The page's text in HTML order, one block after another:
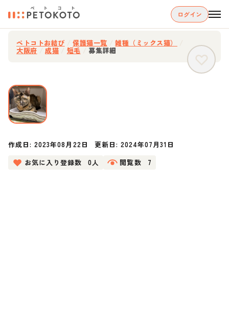
ログイン
ペトコトお結び 保護猫一覧 雑種（ミックス猫）
大阪府 成猫 短毛 募集詳細
作成日:2023年08月22日 更新日: 2024年07月31日
お気に入り登録数
0人 閲覧数 7